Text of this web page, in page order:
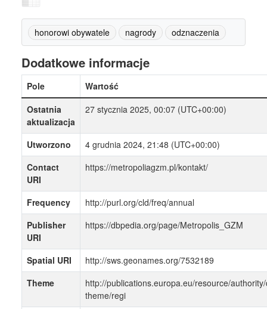
honorowi obywatele nagrody odznaczenia
Dodatkowe informacje
Pole
Wartość
Ostatnia
aktualizacja
27 stycznia 2025, 00:07 (UTC+00:00)
Utworzono
4 grudnia 2024, 21:48 (UTC+00:00)
Contact
URI
https://metropoliagzm.pl/kontakt/
Frequency
http://purl.org/cld/freq/annual
Publisher
URI
https://dbpedia.org/page/Metropolis_GZM
Spatial URI
http://sws.geonames.org/7532189
Theme
http://publications.europa.eu/resource/
theme/regi